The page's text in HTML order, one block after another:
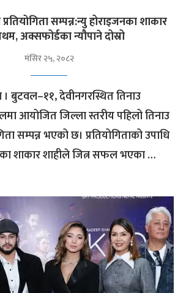
सम्पन्न:न्यु होराइजनका शाकार
अक्सफोर्डका न्यौपाने दोस्रो
मंसिर २५, २०८२
बुटवल–११, देवीनगरस्थित तिनाउ
आयोजित जिल्ला स्तरीय पहिलो तिनाउ
सम्पन्न भएको छ। प्रतियोगिताको उपाधि
शाकार शाहीले जित्न सफल भएका …